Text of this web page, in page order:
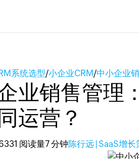
系统选型/小企业CRM/中小企业
业销售管理
运营？
331 阅读量7 分钟陈行远 | SaaS增